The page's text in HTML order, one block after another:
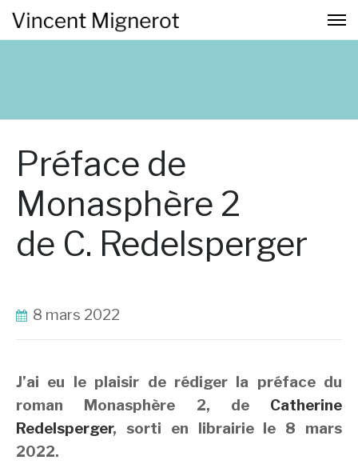
Préface de
Monasphère 2
de C. Redelsperger
8 mars 2022
J’ai eu le plaisir de rédiger la préface du
roman Monasphère 2, de Catherine
Redelsperger, sorti en librairie le 8 mars
2022.